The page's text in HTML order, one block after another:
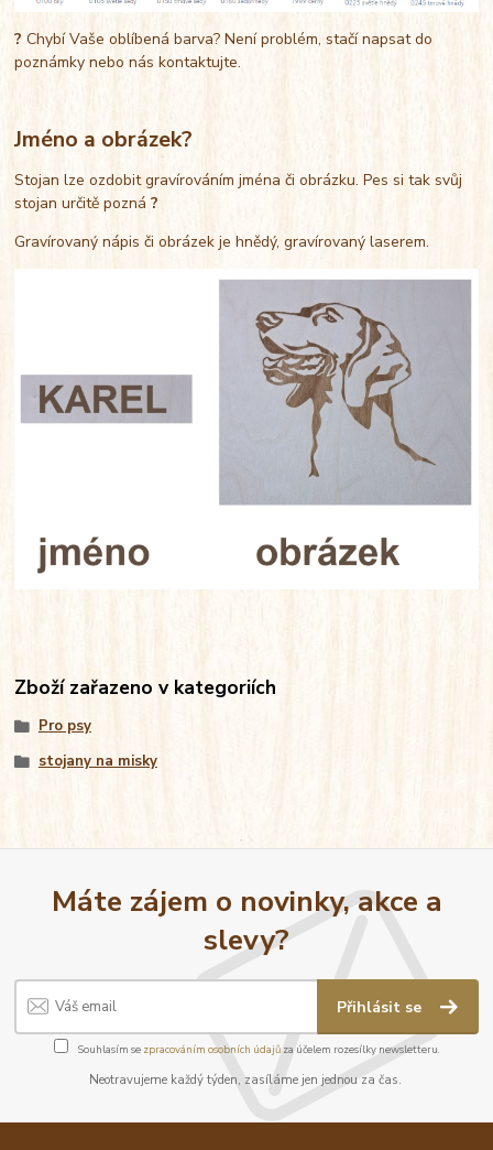
?Chybí Vaše oblíbená barva? Není problém, stačí napsat do
poznámky nebo nás kontaktujte.
Jméno a obrázek?
Stojan lze ozdobit gravírováním jména či obrázku. Pes si tak svůj
stojan určitě pozná?
Gravírovaný nápis či obrázek je hnědý, gravírovaný laserem.
Zboží zařazeno v kategoriích
Pro psy
stojany na misky
Máte zájem o novinky, akce a
slevy?
Přihlásit se
Souhlasím se zpracováním osobních údajůza účelem rozesílky newsletteru.
Neotravujeme každý týden, zasíláme jen jednou za čas.